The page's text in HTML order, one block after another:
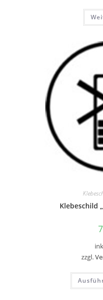
Klebeschild
zzgl.